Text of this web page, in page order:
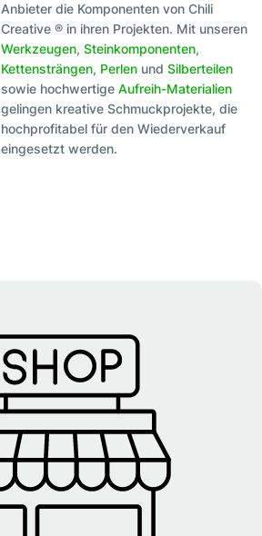
Anbieter die Komponenten von Chili
Creative ® in ihren Projekten. Mit unseren
Werkzeugen,Steinkomponenten,
Kettensträngen, Perlen undSilberteilen
sowie hochwertigeAufreih-Materialien
gelingen kreative Schmuckprojekte, die
hochprofitabel für den Wiederverkauf
eingesetzt werden.